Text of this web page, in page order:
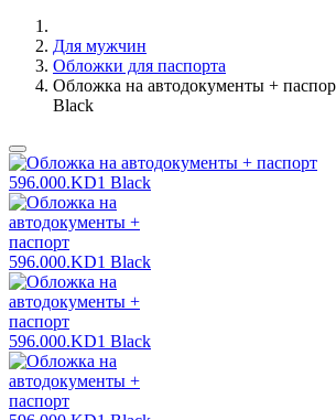
Для мужчин
Обложки для паспорта
Обложка на автодокументы +
Black